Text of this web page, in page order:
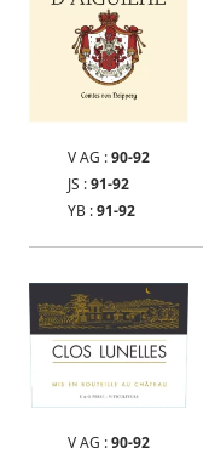
V AG :90-92
JS :91-92
YB :91-92
V AG :90-92